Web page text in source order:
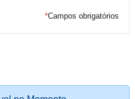
*Campos obrigatórios